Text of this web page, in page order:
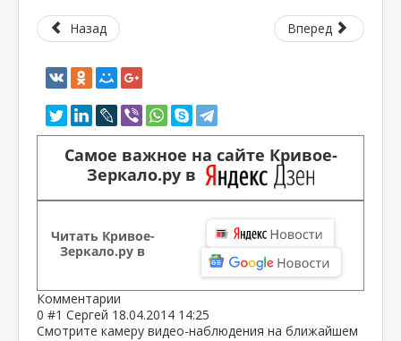
Назад Вперед
Самое важное на сайте Кривое-
Зеркало.ру в
Читать Кривое-
Зеркало.ру в
Комментарии
0 #1 Сергей 18.04.2014 14:25
Смотрите камеру видео-наблюдения на ближайшем